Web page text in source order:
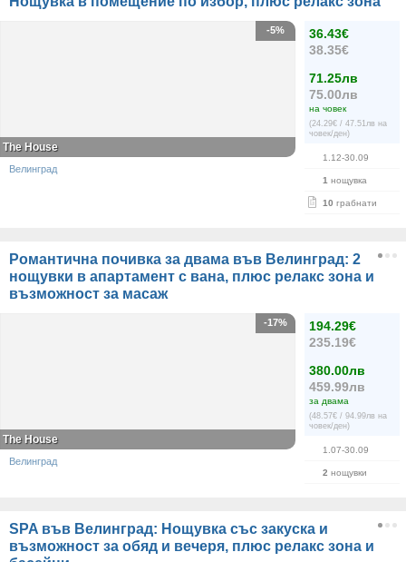
36.43€
38.35€
71.25лв
75.00лв
на човек
(24.29€ / 47.51лв на
човек/ден)
1.12-30.09
1 нощувка
10 грабнати
-5%
The House
Велинград
Романтична почивка за двама във Велинград: 2
нощувки в апартамент с вана, плюс релакс зона и
възможност за масаж
194.29€
235.19€
380.00лв
459.99лв
за двама
(48.57€ / 94.99лв на
човек/ден)
1.07-30.09
2 нощувки
-17%
The House
Велинград
SPA във Велинград: Нощувка със закуска и
възможност за обяд и вечеря, плюс релакс зона и